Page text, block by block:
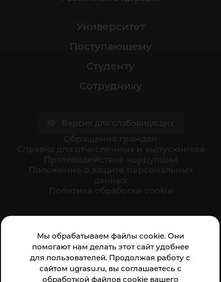
Мы обрабатываем файлы cookie. Они
помогают нам делать этот сайт удобнее
для пользователей. Продолжая работу с
сайтом ugrasu.ru, вы соглашаетесь с
обработкой файлов cookie вашего
Университет
Поступающему
Студенту
Сотруднику
организации: